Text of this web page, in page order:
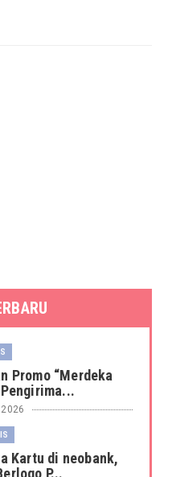
Promo “Merdeka
Kartu di neobank,
P...